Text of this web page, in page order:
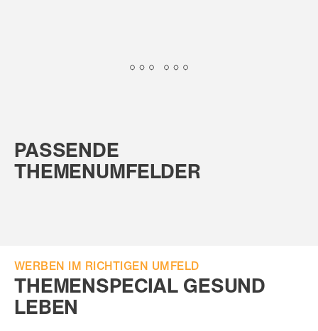
PASSENDE
THEMENUMFELDER
WERBEN IM RICHTIGEN UMFELD
THEMENSPECIAL GESUND
LEBEN